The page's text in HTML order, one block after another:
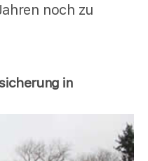
noch zu
in